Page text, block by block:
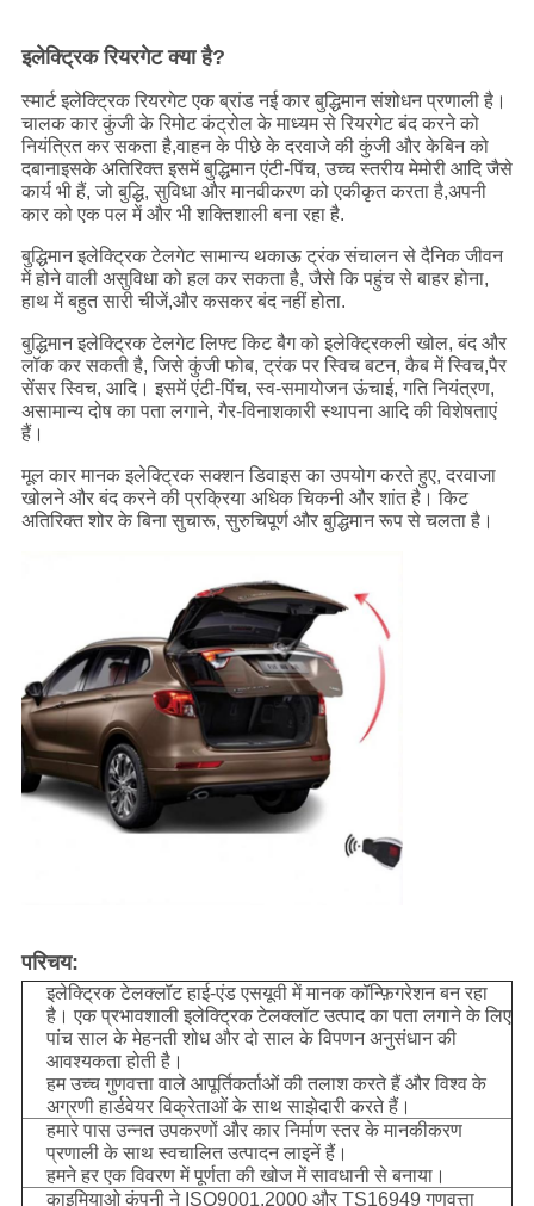
इलेक्ट्रिक रियरगेट क्या है?
स्मार्ट इलेक्ट्रिक रियरगेट एक ब्रांड नई कार बुद्धिमान संशोधन प्रणाली है।
चालक कार कुंजी के रिमोट कंट्रोल के माध्यम से रियरगेट बंद करने को
नियंत्रित कर सकता है,वाहन के पीछे के दरवाजे की कुंजी और केबिन को
दबानाइसके अतिरिक्त इसमें बुद्धिमान एंटी-पिंच, उच्च स्तरीय मेमोरी आदि जैसे
कार्य भी हैं, जो बुद्धि, सुविधा और मानवीकरण को एकीकृत करता है,अपनी
कार को एक पल में और भी शक्तिशाली बना रहा है.
बुद्धिमान इलेक्ट्रिक टेलगेट सामान्य थकाऊ ट्रंक संचालन से दैनिक जीवन
में होने वाली असुविधा को हल कर सकता है, जैसे कि पहुंच से बाहर होना,
हाथ में बहुत सारी चीजें,और कसकर बंद नहीं होता.
बुद्धिमान इलेक्ट्रिक टेलगेट लिफ्ट किट बैग को इलेक्ट्रिकली खोल, बंद और
लॉक कर सकती है, जिसे कुंजी फोब, ट्रंक पर स्विच बटन, कैब में स्विच,पैर
सेंसर स्विच, आदि। इसमें एंटी-पिंच, स्व-समायोजन ऊंचाई, गति नियंत्रण,
असामान्य दोष का पता लगाने, गैर-विनाशकारी स्थापना आदि की विशेषताएं
हैं।
मूल कार मानक इलेक्ट्रिक सक्शन डिवाइस का उपयोग करते हुए, दरवाजा
खोलने और बंद करने की प्रक्रिया अधिक चिकनी और शांत है। किट
अतिरिक्त शोर के बिना सुचारू, सुरुचिपूर्ण और बुद्धिमान रूप से चलता है।
परिचय:
इलेक्ट्रिक टेलक्लॉट हाई-एंड एसयूवी में मानक कॉन्फ़िगरेशन बन रहा
है। एक प्रभावशाली इलेक्ट्रिक टेलक्लॉट उत्पाद का पता लगाने के लिए
पांच साल के मेहनती शोध और दो साल के विपणन अनुसंधान की
आवश्यकता होती है।
हम उच्च गुणवत्ता वाले आपूर्तिकर्ताओं की तलाश करते हैं और विश्व के
अग्रणी हार्डवेयर विक्रेताओं के साथ साझेदारी करते हैं।
हमारे पास उन्नत उपकरणों और कार निर्माण स्तर के मानकीकरण
प्रणाली के साथ स्वचालित उत्पादन लाइनें हैं।
हमने हर एक विवरण में पूर्णता की खोज में सावधानी से बनाया।
काइमियाओ कंपनी ने ISQ9001.2000 और TS16949 गुणवत्ता